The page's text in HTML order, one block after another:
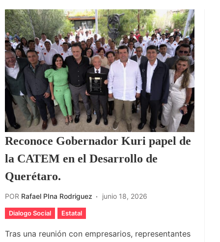
Reconoce Gobernador Kuri papel de
la CATEM en el Desarrollo de
Querétaro.
POR Rafael PIna Rodriguez junio 18, 2026
Dialogo Social Estatal
Tras una reunión con empresarios, representantes